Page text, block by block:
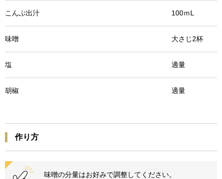
こんぶ出汁 100ｍL
味噌 大さじ2杯
塩 適量
胡椒 適量
作り方
味噌の分量はお好みで調整してください。